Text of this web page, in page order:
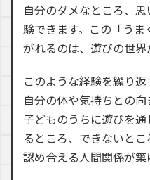
自分のダメなところ、
験できます。この「う
がれるのは、遊びの世界
このような経験を繰り
自分の体や気持ちとの向
子どものうちに遊びを
るところ、できないと
認め合える人間関係が築